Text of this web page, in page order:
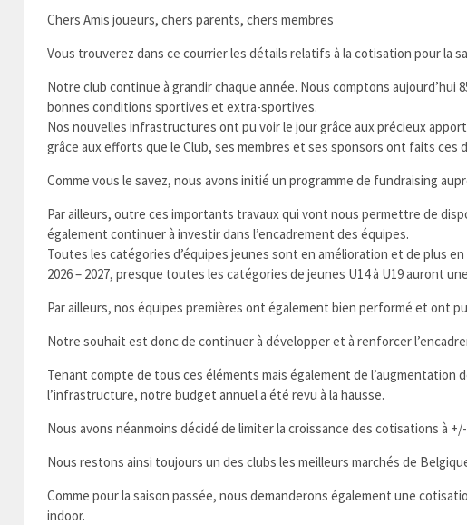
Chers Amis joueurs, chers parents, chers membres
Vous trouverez dans ce courrier les détails relatifs à la cotisation pour la
Notre club continue à grandir chaque année. Nous comptons aujourd’hui
bonnes conditions sportives et extra-sportives.
Nos nouvelles infrastructures ont pu voir le jour grâce aux précieux
grâce aux efforts que le Club, ses membres et ses sponsors ont faits ces
Comme vous le savez, nous avons initié un programme de fundraising
Par ailleurs, outre ces importants travaux qui vont nous permettre de
également continuer à investir dans l’encadrement des équipes.
Toutes les catégories d’équipes jeunes sont en amélioration et de plus
2026 – 2027, presque toutes les catégories de jeunes U14 à U19 auront
Par ailleurs, nos équipes premières ont également bien performé et ont
Notre souhait est donc de continuer à développer et à renforcer
Tenant compte de tous ces éléments mais également de
l’infrastructure, notre budget annuel a été revu à la hausse.
Nous avons néanmoins décidé de limiter la croissance des cotisations à
Nous restons ainsi toujours un des clubs les meilleurs marchés de
Comme pour la saison passée, nous demanderons également une
indoor.